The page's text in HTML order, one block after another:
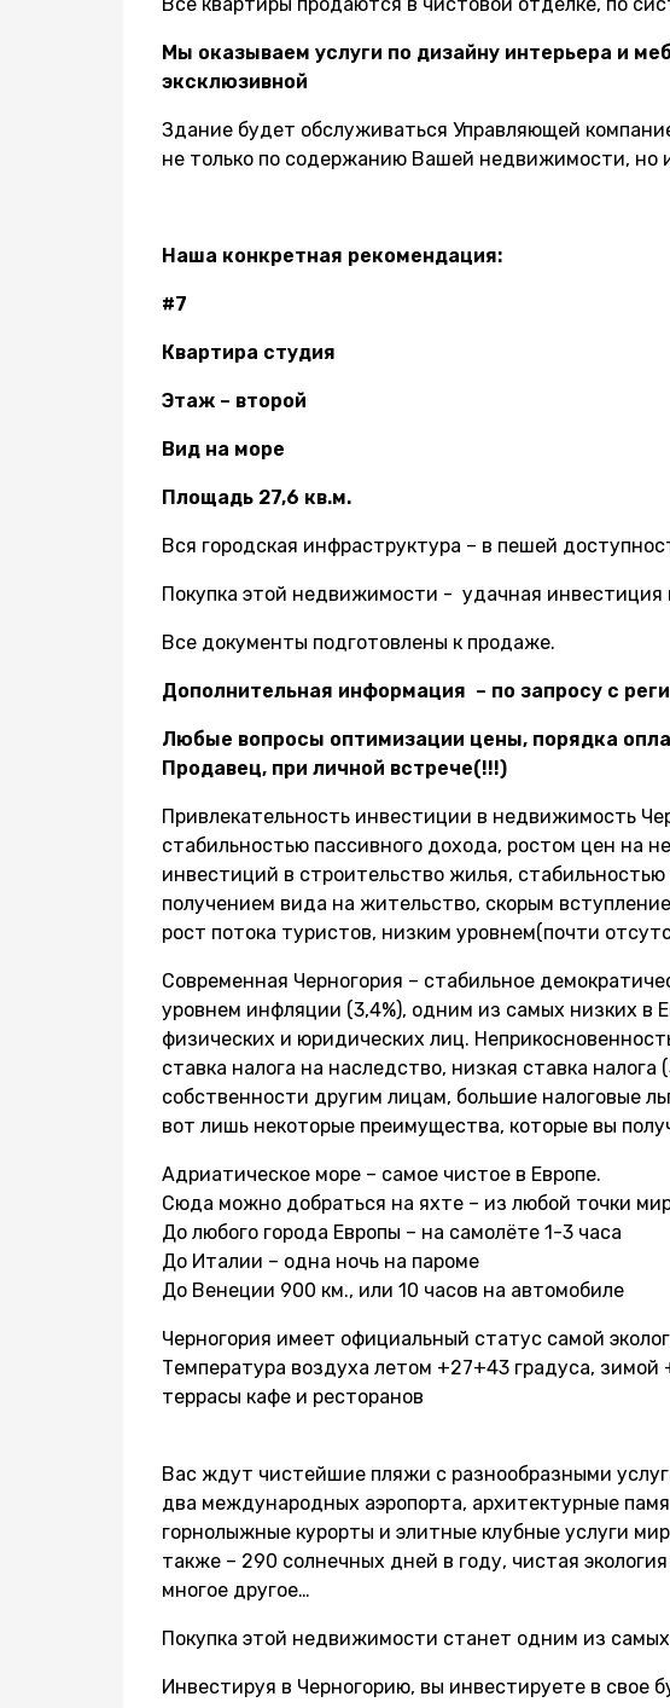
Мы оказываем услуги по дизайну интерьера и
эксклюзивной
Здание будет обслуживаться Управляющей
не только по содержанию Вашей недвижимости, но
Наша конкретная рекомендация:
#7
Квартира студия
Этаж – второй
Вид на море
Площадь 27,6 кв.м.
Вся городская инфраструктура – в пешей
Покупка этой недвижимости - удачная
Все документы подготовлены к продаже.
Дополнительная информация – по запросу с
Любые вопросы оптимизации цены, порядка
Продавец, при личной встрече(!!!)
Привлекательность инвестиции в недвижимость
стабильностью пассивного дохода, ростом цен на
инвестиций в строительство жилья,
получением вида на жительство, скорым
рост потока туристов, низким уровнем(почти
Современная Черногория – стабильное
уровнем инфляции (3,4%), одним из самых низких в
физических и юридических лиц.
ставка налога на наследство, низкая ставка налога
собственности другим лицам, большие налоговые
вот лишь некоторые преимущества, которые вы
Адриатическое море – самое чистое в Европе.
Сюда можно добраться на яхте – из любой точки
До любого города Европы – на самолёте 1-3 часа
До Италии – одна ночь на пароме
До Венеции 900 км., или 10 часов на автомобиле
Черногория имеет официальный статус самой
Температура воздуха летом +27+43 градуса, зимой
террасы кафе и ресторанов
Вас ждут чистейшие пляжи с разнообразными
два международных аэропорта, архитектурные
горнолыжные курорты и элитные клубные услуги
также – 290 солнечных дней в году, чистая
многое другое…
Покупка этой недвижимости станет одним из
Инвестируя в Черногорию, вы инвестируете в свое